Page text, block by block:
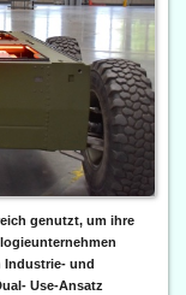
genutzt, um ihre
Industrie- und
Use-Ansatz